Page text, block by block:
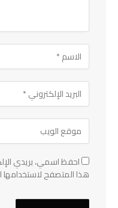
احفظ اسمي، بريدي
هذا المتصفح لاستخدامها